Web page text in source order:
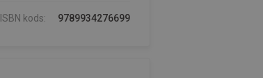
ISBN kods: 9789934276699